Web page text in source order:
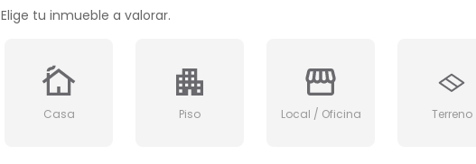
Elige tu inmueble a valorar.
Casa Piso Local / Oficina Terreno